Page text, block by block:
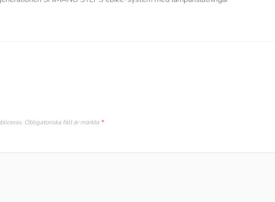
Obligatoriska fält är märkta *